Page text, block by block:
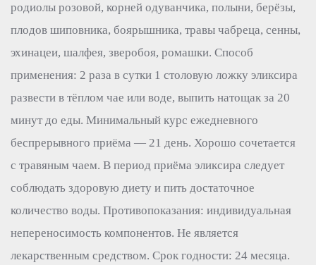
родиолы розовой, корней одуванчика, полыни, берёзы,
плодов шиповника, боярышника, травы чабреца, сенны,
эхинацеи, шалфея, зверобоя, ромашки. Способ
применения: 2 раза в сутки 1 столовую ложку эликсира
развести в тёплом чае или воде, выпить натощак за 20
минут до еды. Минимальный курс ежедневного
беспрерывного приёма — 21 день. Хорошо сочетается
с травяным чаем. В период приёма эликсира следует
соблюдать здоровую диету и пить достаточное
количество воды. Противопоказания: индивидуальная
непереносимость компонентов. Не является
лекарственным средством. Срок годности: 24 месяца.